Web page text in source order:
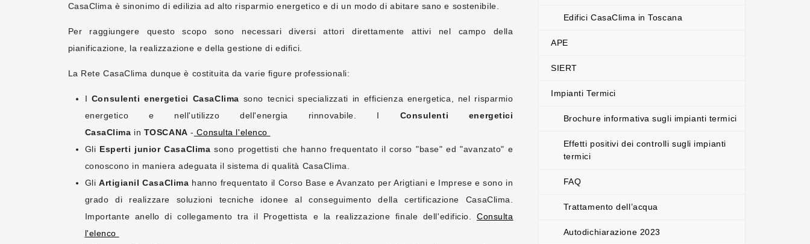
CasaClima è sinonimo di edilizia ad alto risparmio energetico e di un modo di abitare sano e sostenibile.
Per raggiungere questo scopo sono necessari diversi attori direttamente attivi nel campo della
pianificazione, la realizzazione e della gestione di edifici.
La Rete CasaClima dunque è costituita da varie figure professionali:
I Consulenti energetici CasaClima sono tecnici specializzati in efficienza energetica, nel risparmio
energetico e nell'utilizzo dell'energia rinnovabile. I Consulenti energetici
CasaClima in TOSCANA- Consulta l'elenco
Gli Esperti junior CasaClima sono progettisti che hanno frequentato il corso "base" ed "avanzato" e
conoscono in maniera adeguata il sistema di qualità CasaClima.
Gli ArtigianiI CasaClima hanno frequentato il Corso Base e Avanzato per Arigtiani e Imprese e sono in
grado di realizzare soluzioni tecniche idonee al conseguimento della certificazione CasaClima.
Importante anello di collegamento tra il Progettista e la realizzazione finale dell'edificio.Consulta
l'elenco
Edifici CasaClima in Toscana
APE
SIERT
Impianti Termici
Brochure informativa sugli impianti termici
Effetti positivi dei controlli sugli impianti
termici
FAQ
Trattamento dell’acqua
Autodichiarazione 2023